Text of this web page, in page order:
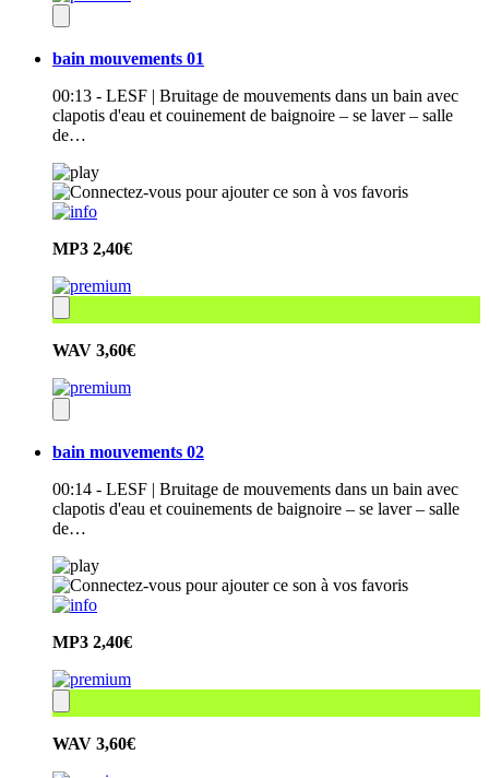
bain mouvements 01
00:13 - LESF | Bruitage de mouvements dans un bain avec
clapotis d'eau et couinement de baignoire – se laver – salle
de…
MP3 2,40€
WAV 3,60€
bain mouvements 02
00:14 - LESF | Bruitage de mouvements dans un bain avec
clapotis d'eau et couinements de baignoire – se laver – salle
de…
MP3 2,40€
WAV 3,60€